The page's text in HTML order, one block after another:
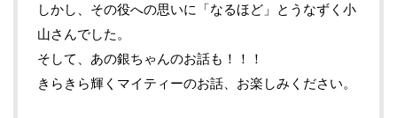
しかし、その役への思いに「なるほど」とうなずく小
山さんでした。
そして、あの銀ちゃんのお話も！！！
きらきら輝くマイティーのお話、お楽しみください。